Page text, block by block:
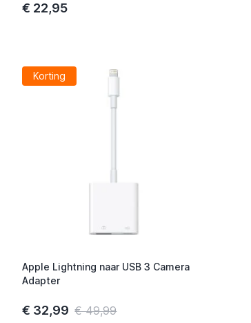
€ 22,95
Korting
Apple Lightning naar USB 3 Camera
Adapter
€ 32,99 € 49,99